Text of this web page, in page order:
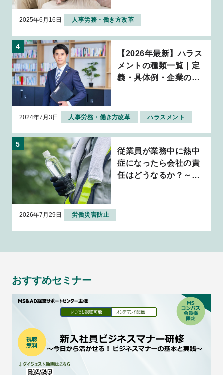
2025年6月16日 人事労務・働き方改革
【2026年最新】ハラス
メントの種類一覧｜定
義・具体例・企業の対
2024年7月3日 人事労務・働き方改革 ハラスメント
従業員が業務中に熱中
症になったら会社の責
任はどうなるか？～判
2026年7月29日 労働災害防止
おすすめセミナー